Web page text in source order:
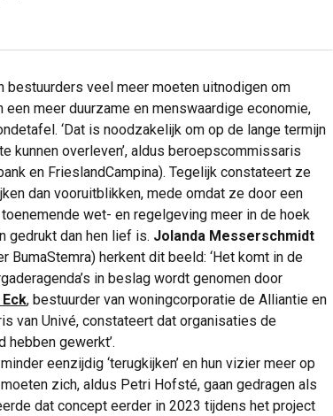
bestuurders veel meer moeten uitnodigen om
een meer duurzame en menswaardige economie,
‘Dat is noodzakelijk om op de lange termijn
kunnen overleven’, aldus beroepscommissaris
en FrieslandCampina). Tegelijk constateert ze
dan vooruitblikken, mede omdat ze door een
wet- en regelgeving meer in de hoek
gedrukt dan hen lief is. Jolanda Messerschmidt
BumaStemra) herkent dit beeld: ‘Het komt in de
in beslag wordt genomen door
, bestuurder van woningcorporatie de Alliantie en
van Univé, constateert dat organisaties de
hebben gewerkt’.
eenzijdig ‘terugkijken’ en hun vizier meer op
zich, aldus Petri Hofsté, gaan gedragen als
dat concept eerder in 2023 tijdens het project